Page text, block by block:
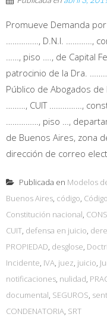
Promueve Demanda
……………, D.N.I. …………,
……, piso …., de Capital
patrocinio de la Dra.
Público de Abogados
………, CUIT ……………,
……………, piso …,
de Buenos Aires, zona
dirección de correo
Publicada en Modelos
Buenos Aires, código,
Constitución nacional,
CUIT, defensa en juicio,
PROPIEDAD, desglose,
Incidente, IVA, juez, juicio,
notificaciones, nulidad,
documental, SEGUROS,
CONDENATORIA, SRT